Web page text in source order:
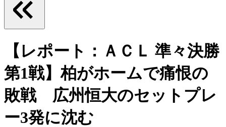
【レポート：ＡＣＬ 準々決勝
第1戦】柏がホームで痛恨の
敗戦 広州恒大のセットプレ
ー3発に沈む